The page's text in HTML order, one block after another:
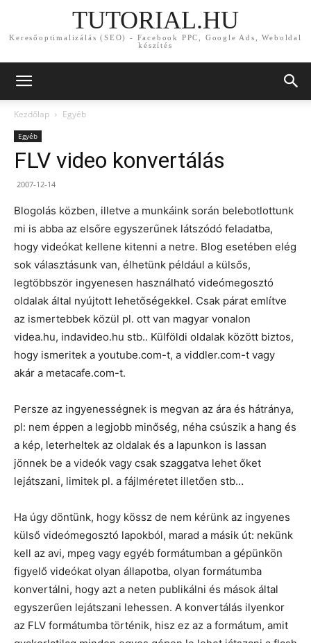
TUTORIAL.HU
Keresőoptimalizálás (SEO) - Facebook PPC, Google Ads, Weboldal
készítés
Kezdőlap Egyéb
Egyéb
FLV video konvertálás
2007-12-14
Blogolás közben, illetve a munkáink során belebotlottunk
mi is abba az elsőre egyszerűnek látszódó feladatba,
hogy videókat kellene kitenni a netre. Blog esetében elég
sok választásunk van, élhetünk például a külsős,
legtöbbször ingyenesen használható videómegosztó
oldalak által nyújtott lehetőségekkel. Csak párat említve
az ismertebbek közül pl. ott van magyar vonalon
videa.hu, indavideo.hu stb.. Külföldi oldalak között biztos,
hogy ismeritek a youtube.com-t, a viddler.com-t vagy
akár a metacafe.com-t.
Persze az ingyenességnek is megvan az ára és hátránya,
pl: nem éppen a legjobb minőség, néha csúszik a hang és
a kép, leterheltek az oldalak és a lapunkon is lassan
jönnek be a videók vagy csak szaggatva lehet őket
lejátszani, limitek pl. a fájlméretet illetően stb…
Ha úgy döntünk, hogy kössz de nem kérünk az ingyenes
külső videómegosztó lapokból, marad a másik út: nekünk
kell az avi, mpeg vagy egyéb formátumban a gépünkön
figyelő videókat olyan állapotba, olyan formátumba
konvertálni, hogy azt a neten publikálni és mások által
egyszerűen lejátszani lehessen. A konvertálás ilyenkor
az FLV formátumba történik, hisz ez az a formátum, amit